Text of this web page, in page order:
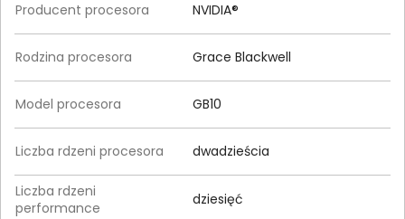
Producent procesora NVIDIA®
Rodzina procesora Grace Blackwell
Model procesora GB10
Liczba rdzeni procesora dwadzieścia
Liczba rdzeni
performance
dziesięć